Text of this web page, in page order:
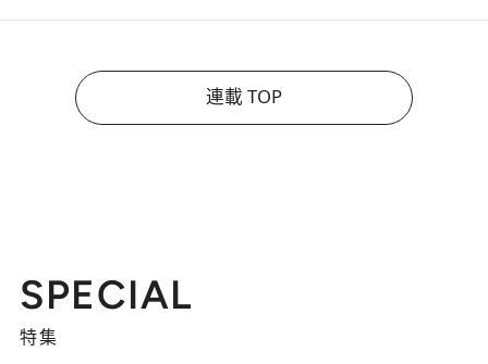
連載 TOP
SPECIAL
特集